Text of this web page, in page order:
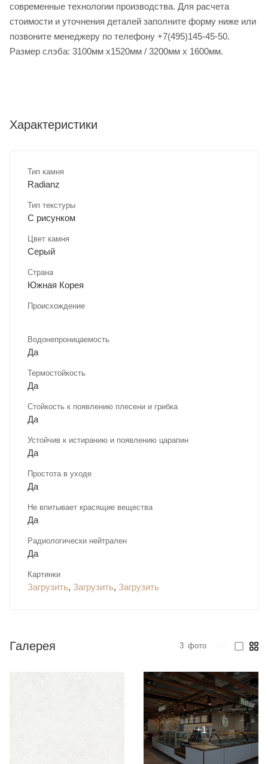
современные технологии производства. Для расчета
стоимости и уточнения деталей заполните форму ниже или
позвоните менеджеру по телефону +7(495)145-45-50.
Размер слэба: 3100мм х1520мм / 3200мм х 1600мм.
Характеристики
Тип камня
Radianz
Тип текстуры
С рисунком
Цвет камня
Серый
Страна
Южная Корея
Происхождение
Водонепроницаемость
Да
Термостойкость
Да
Стойкость к появлению плесени и грибка
Да
Устойчив к истиранию и появлению царапин
Да
Простота в уходе
Да
Не впитывает красящие вещества
Да
Радиологически нейтрален
Да
Картинки
Загрузить, Загрузить, Загрузить
Галерея 3 фото